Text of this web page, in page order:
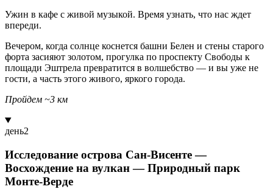
Ужин в кафе с живой музыкой. Время узнать, что нас ждет
впереди.
Вечером, когда солнце коснется башни Белен и стены старого
форта засияют золотом, прогулка по проспекту Свободы к
площади Эштрела превратится в волшебство — и вы уже не
гости, а часть этого живого, яркого города.
Пройдем ~3 км
день2
Исследование острова Сан-Висенте —
Восхождение на вулкан — Природный парк
Монте-Верде